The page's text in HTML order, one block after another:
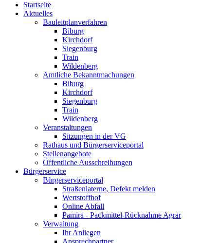
Startseite
Aktuelles
Bauleitplanverfahren
Biburg
Kirchdorf
Siegenburg
Train
Wildenberg
Amtliche Bekanntmachungen
Biburg
Kirchdorf
Siegenburg
Train
Wildenberg
Veranstaltungen
Sitzungen in der VG
Rathaus und Bürgerserviceportal
Stellenangebote
Öffentliche Ausschreibungen
Bürgerservice
Bürgerserviceportal
Straßenlaterne, Defekt melden
Wertstoffhof
Online Abfall
Pamira - Packmittel-Rücknahme Agrar
Verwaltung
Ihr Anliegen
Ansprechpartner